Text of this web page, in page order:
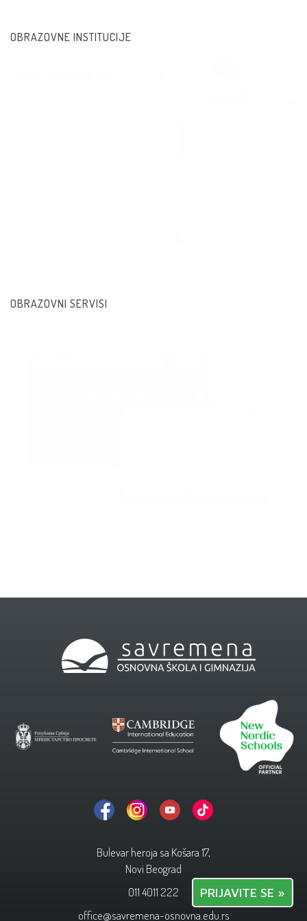
OBRAZOVNE INSTITUCIJE
OBRAZOVNI SERVISI
Bulevar heroja sa Košara 17,
Novi Beograd
011 4011 222
office@savremena-osnovna.edu.rs
PRIJAVITE SE »